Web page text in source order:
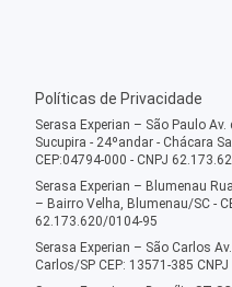
Políticas de Privacidade
Serasa Experian – São Paulo
Sucupira - 24ºandar - Chácara
CEP:04794-000 - CNPJ
Serasa Experian – Blumenau
– Bairro Velha, Blumenau/SC -
62.173.620/0104-95
Serasa Experian – São Carlos
Carlos/SP CEP: 13571-385